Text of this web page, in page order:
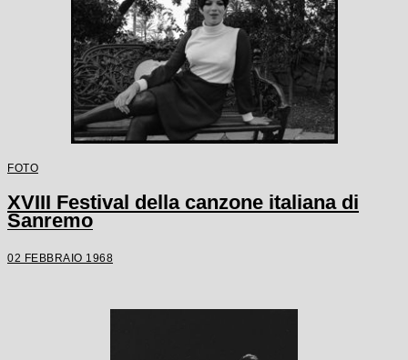
FOTO
XVIII Festival della canzone italiana di
Sanremo
02 FEBBRAIO 1968